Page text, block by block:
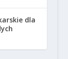
dla